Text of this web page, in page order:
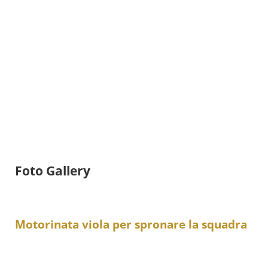
Foto Gallery
Motorinata viola per spronare la squadra